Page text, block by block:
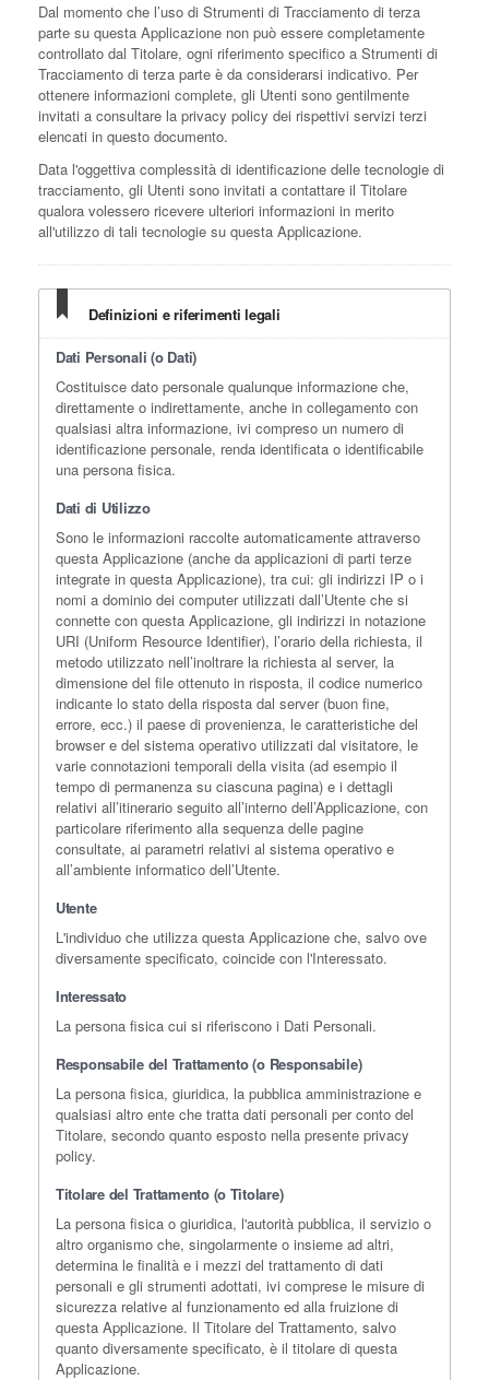
Dal momento che l’uso di Strumenti di Tracciamento di terza
parte su questa Applicazione non può essere completamente
controllato dal Titolare, ogni riferimento specifico a Strumenti di
Tracciamento di terza parte è da considerarsi indicativo. Per
ottenere informazioni complete, gli Utenti sono gentilmente
invitati a consultare la privacy policy dei rispettivi servizi terzi
elencati in questo documento.
Data l'oggettiva complessità di identificazione delle tecnologie di
tracciamento, gli Utenti sono invitati a contattare il Titolare
qualora volessero ricevere ulteriori informazioni in merito
all'utilizzo di tali tecnologie su questa Applicazione.
Definizioni e riferimenti legali
Dati Personali (o Dati)
Costituisce dato personale qualunque informazione che,
direttamente o indirettamente, anche in collegamento con
qualsiasi altra informazione, ivi compreso un numero di
identificazione personale, renda identificata o identificabile
una persona fisica.
Dati di Utilizzo
Sono le informazioni raccolte automaticamente attraverso
questa Applicazione (anche da applicazioni di parti terze
integrate in questa Applicazione), tra cui: gli indirizzi IP o i
nomi a dominio dei computer utilizzati dall’Utente che si
connette con questa Applicazione, gli indirizzi in notazione
URI (Uniform Resource Identifier), l’orario della richiesta, il
metodo utilizzato nell’inoltrare la richiesta al server, la
dimensione del file ottenuto in risposta, il codice numerico
indicante lo stato della risposta dal server (buon fine,
errore, ecc.) il paese di provenienza, le caratteristiche del
browser e del sistema operativo utilizzati dal visitatore, le
varie connotazioni temporali della visita (ad esempio il
tempo di permanenza su ciascuna pagina) e i dettagli
relativi all’itinerario seguito all’interno dell’Applicazione, con
particolare riferimento alla sequenza delle pagine
consultate, ai parametri relativi al sistema operativo e
all’ambiente informatico dell’Utente.
Utente
L'individuo che utilizza questa Applicazione che, salvo ove
diversamente specificato, coincide con l'Interessato.
Interessato
La persona fisica cui si riferiscono i Dati Personali.
Responsabile del Trattamento (o Responsabile)
La persona fisica, giuridica, la pubblica amministrazione e
qualsiasi altro ente che tratta dati personali per conto del
Titolare, secondo quanto esposto nella presente privacy
policy.
Titolare del Trattamento (o Titolare)
La persona fisica o giuridica, l'autorità pubblica, il servizio o
altro organismo che, singolarmente o insieme ad altri,
determina le finalità e i mezzi del trattamento di dati
personali e gli strumenti adottati, ivi comprese le misure di
sicurezza relative al funzionamento ed alla fruizione di
questa Applicazione. Il Titolare del Trattamento, salvo
quanto diversamente specificato, è il titolare di questa
Applicazione.